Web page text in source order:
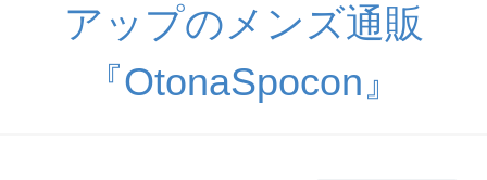
アップのメンズ通販
『OtonaSpocon』